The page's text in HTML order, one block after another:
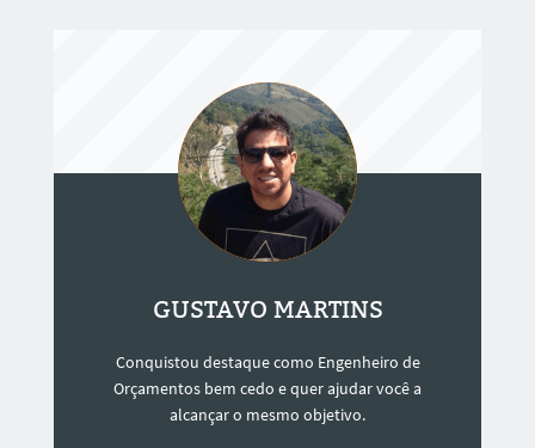
GUSTAVO MARTINS
Conquistou destaque como Engenheiro de
Orçamentos bem cedo e quer ajudar você a
alcançar o mesmo objetivo.